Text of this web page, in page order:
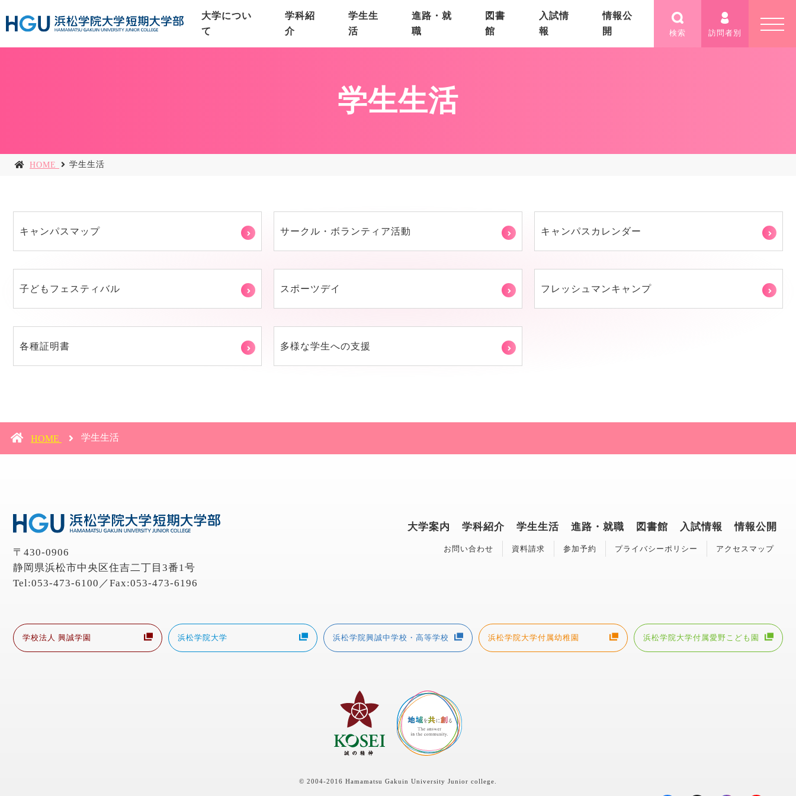
大学につい
て
学科紹
介
学生生
活
進路・就
職
図書
館
入試情
報
情報公
開
検索 訪問者別
学生生活
HOME 学生生活
キャンパスマップ サークル・ボランティア活動 キャンパスカレンダー
子どもフェスティバル スポーツデイ フレッシュマンキャンプ
各種証明書 多様な学生への支援
HOME 学生生活
〒430-0906
静岡県浜松市中央区住吉二丁目3番1号
Tel:053-473-6100／Fax:053-473-6196
大学案内 学科紹介 学生生活 進路・就職 図書館 入試情報 情報公開
お問い合わせ 資料請求 参加予約 プライバシーポリシー アクセスマップ
学校法人 興誠学園 浜松学院大学 浜松学院興誠中学校・高等学校 浜松学院大学付属幼稚園 浜松学院大学付属愛野こども園
© 2004-2016 Hamamatsu Gakuin University Junior college.